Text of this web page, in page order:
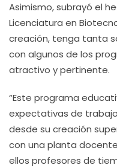
Asimismo, subrayó el
Licenciatura en
creación, tenga tanta
con algunos de los
atractivo y pertinente.
“Este programa
expectativas de
desde su creación
con una planta
ellos profesores de